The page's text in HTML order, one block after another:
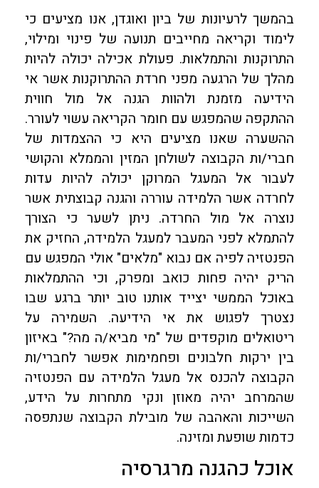
בהמשך לרעיונות של ביון ואוגדן, אנו מציעים כי
לימוד וקריאה מחייבים תנועה של פינוי ומילוי,
התרוקנות והתמלאות. פעולת אכילה יכולה להיות
מהלך של הרגעה מפני חרדת ההתרוקנות אשר אי
הידיעה מזמנת ולהוות הגנה אל מול חווית
ההתקפה שהמפגש עם חומר הקריאה עשוי לעורר.
ההשערה שאנו מציעים היא כי ההצמדות של
חברי/ות הקבוצה לשולחן המזין והממלא והקושי
לעבור אל המעגל המרוקן יכולה להיות עדות
לחרדה אשר הלמידה עוררה והגנה קבוצתית אשר
נוצרה אל מול החרדה. ניתן לשער כי הצורך
להתמלא לפני המעבר למעגל הלמידה, החזיק את
הפנטזיה לפיה אם נבוא "מלאים" אולי המפגש עם
הריק יהיה פחות כואב ומפרק, וכי ההתמלאות
באוכל הממשי יצייד אותנו טוב יותר ברגע שבו
נצטרך לפגוש את אי הידיעה. השמירה על
ריטואלים מוקפדים של "מי מביא/ה מה?" באיזון
בין ירקות חלבונים ופחמימות אפשר לחברי/ות
הקבוצה להכנס אל מעגל הלמידה עם הפנטזיה
שהמרחב יהיה מאוזן ונקי מתחרות על הידע,
השייכות והאהבה של מובילת הקבוצה שנתפסה
כדמות שופעת ומזינה.
אוכל כהגנה מרגרסיה